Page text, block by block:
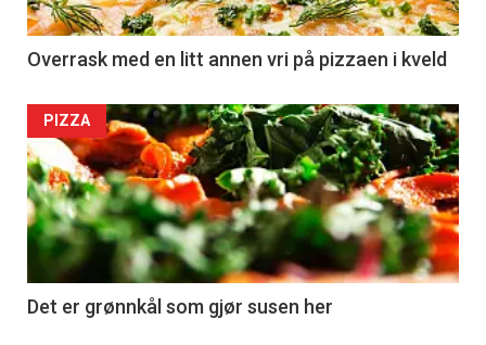
Overrask med en litt annen vri på pizzaen i kveld
PIZZA
Det er grønnkål som gjør susen her